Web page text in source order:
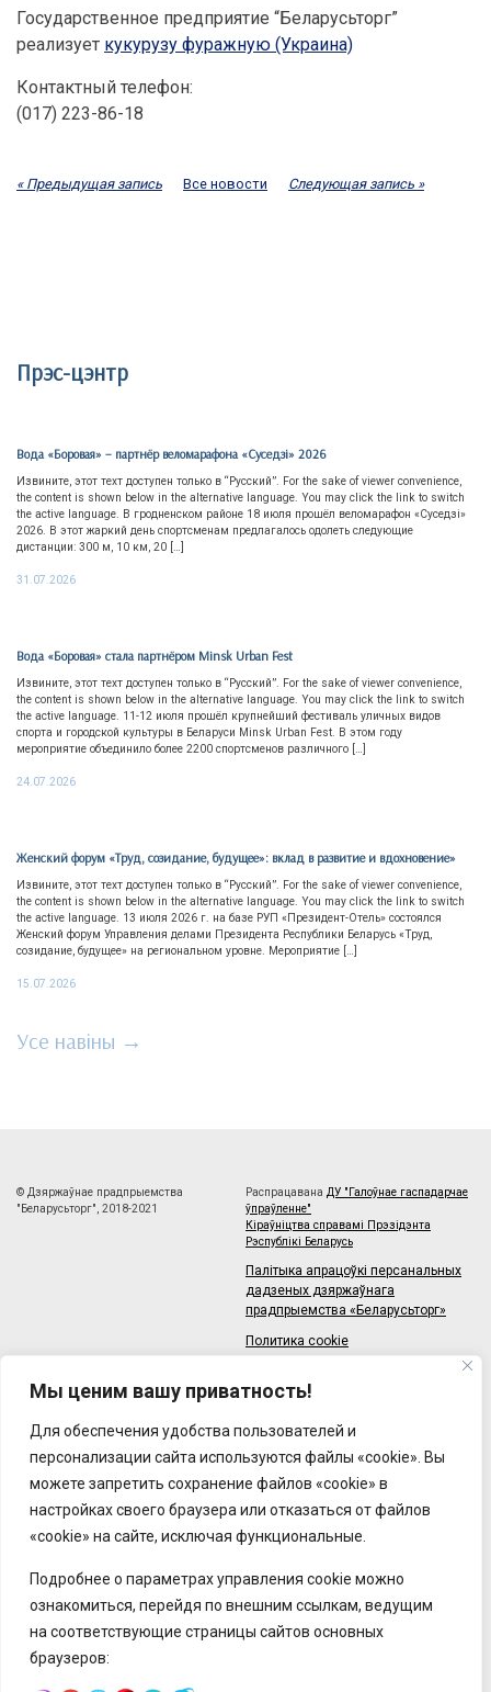
Мы ценим вашу приватность!
Для обеспечения удобства пользователей и
персонализации сайта используются файлы «cookie». Вы
можете запретить сохранение файлов «cookie» в
настройках своего браузера или отказаться от файлов
«cookie» на сайте, исключая функциональные.
Подробнее о параметрах управления cookie можно
ознакомиться, перейдя по внешним ссылкам, ведущим
на соответствующие страницы сайтов основных
браузеров:
Государственное предприятие “Беларусьторг”
реализует кукурузу фуражную (Украина)
Контактный телефон:
(017) 223-86-18
« Предыдущая запись Все новости Следующая запись »
Прэс-цэнтр
Вода «Боровая» – партнёр веломарафона «Суседзi» 2026
Извините, этот техт доступен только в “Русский”. For the sake of viewer convenience,
the content is shown below in the alternative language. You may click the link to switch
the active language. В гродненском районе 18 июля прошёл веломарафон «Суседзi»
2026. В этот жаркий день спортсменам предлагалось одолеть следующие
дистанции: 300 м, 10 км, 20 […]
31.07.2026
Вода «Боровая» стала партнёром Minsk Urban Fest
Извините, этот техт доступен только в “Русский”. For the sake of viewer convenience,
the content is shown below in the alternative language. You may click the link to switch
the active language. 11-12 июля прошёл крупнейший фестиваль уличных видов
спорта и городской культуры в Беларуси Minsk Urban Fest. В этом году
мероприятие объединило более 2200 спортсменов различного […]
24.07.2026
Женский форум «Труд, созидание, будущее»: вклад в развитие и вдохновение»
Извините, этот техт доступен только в “Русский”. For the sake of viewer convenience,
the content is shown below in the alternative language. You may click the link to switch
the active language. 13 июля 2026 г. на базе РУП «Президент-Отель» состоялся
Женский форум Управления делами Президента Республики Беларусь «Труд,
созидание, будущее» на региональном уровне. Мероприятие […]
15.07.2026
Усе навіны →
© Дзяржаўнае прадпрыемства
"Беларусьторг", 2018-2021
Распрацавана ДУ "Галоўнае гаспадарчае
ўпраўленне"
Кіраўніцтва справамі Прэзідэнта
Рэспублікі Беларусь
Палітыка апрацоўкі персанальных
дадзеных дзяржаўнага
прадпрыемства «Беларусьторг»
Политика cookie
220033, Рэспбуліка Беларусь,
г.Мінск, зав.Веласіпедны, 6/3-2
Тэлефон: +375 (17) 215-63-33
Факс: +375 (17) 270-30-50
Email:brt@brt.by